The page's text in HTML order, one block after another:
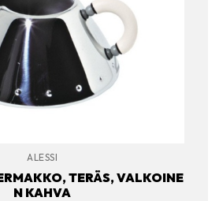
ALESSI
TERÄS, VALKOINE
N KAHVA